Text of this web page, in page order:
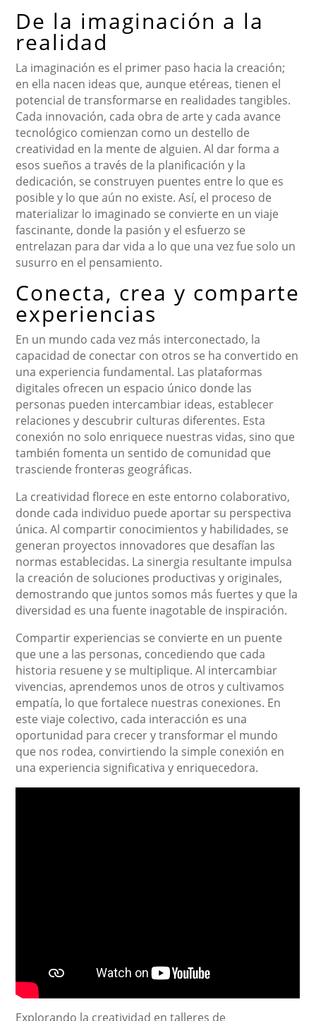
De la imaginación a la
realidad
La imaginación es el primer paso hacia la creación;
en ella nacen ideas que, aunque etéreas, tienen el
potencial de transformarse en realidades tangibles.
Cada innovación, cada obra de arte y cada avance
tecnológico comienzan como un destello de
creatividad en la mente de alguien. Al dar forma a
esos sueños a través de la planificación y la
dedicación, se construyen puentes entre lo que es
posible y lo que aún no existe. Así, el proceso de
materializar lo imaginado se convierte en un viaje
fascinante, donde la pasión y el esfuerzo se
entrelazan para dar vida a lo que una vez fue solo un
susurro en el pensamiento.
Conecta, crea y comparte
experiencias
En un mundo cada vez más interconectado, la
capacidad de conectar con otros se ha convertido en
una experiencia fundamental. Las plataformas
digitales ofrecen un espacio único donde las
personas pueden intercambiar ideas, establecer
relaciones y descubrir culturas diferentes. Esta
conexión no solo enriquece nuestras vidas, sino que
también fomenta un sentido de comunidad que
trasciende fronteras geográficas.
La creatividad florece en este entorno colaborativo,
donde cada individuo puede aportar su perspectiva
única. Al compartir conocimientos y habilidades, se
generan proyectos innovadores que desafían las
normas establecidas. La sinergia resultante impulsa
la creación de soluciones productivas y originales,
demostrando que juntos somos más fuertes y que la
diversidad es una fuente inagotable de inspiración.
Compartir experiencias se convierte en un puente
que une a las personas, concediendo que cada
historia resuene y se multiplique. Al intercambiar
vivencias, aprendemos unos de otros y cultivamos
empatía, lo que fortalece nuestras conexiones. En
este viaje colectivo, cada interacción es una
oportunidad para crecer y transformar el mundo
que nos rodea, convirtiendo la simple conexión en
una experiencia significativa y enriquecedora.
Explorando la creatividad en talleres de